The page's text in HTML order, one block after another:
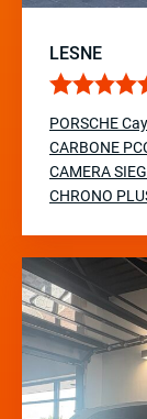
LESNE
PORSCHE
CARBONE
CAMERA
CHRONO